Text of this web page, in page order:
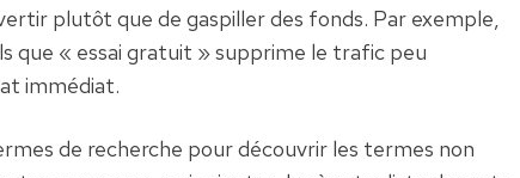
plutôt que de gaspiller des fonds. Par exemple,
que « essai gratuit » supprime le trafic peu
immédiat.
de recherche pour découvrir les termes non